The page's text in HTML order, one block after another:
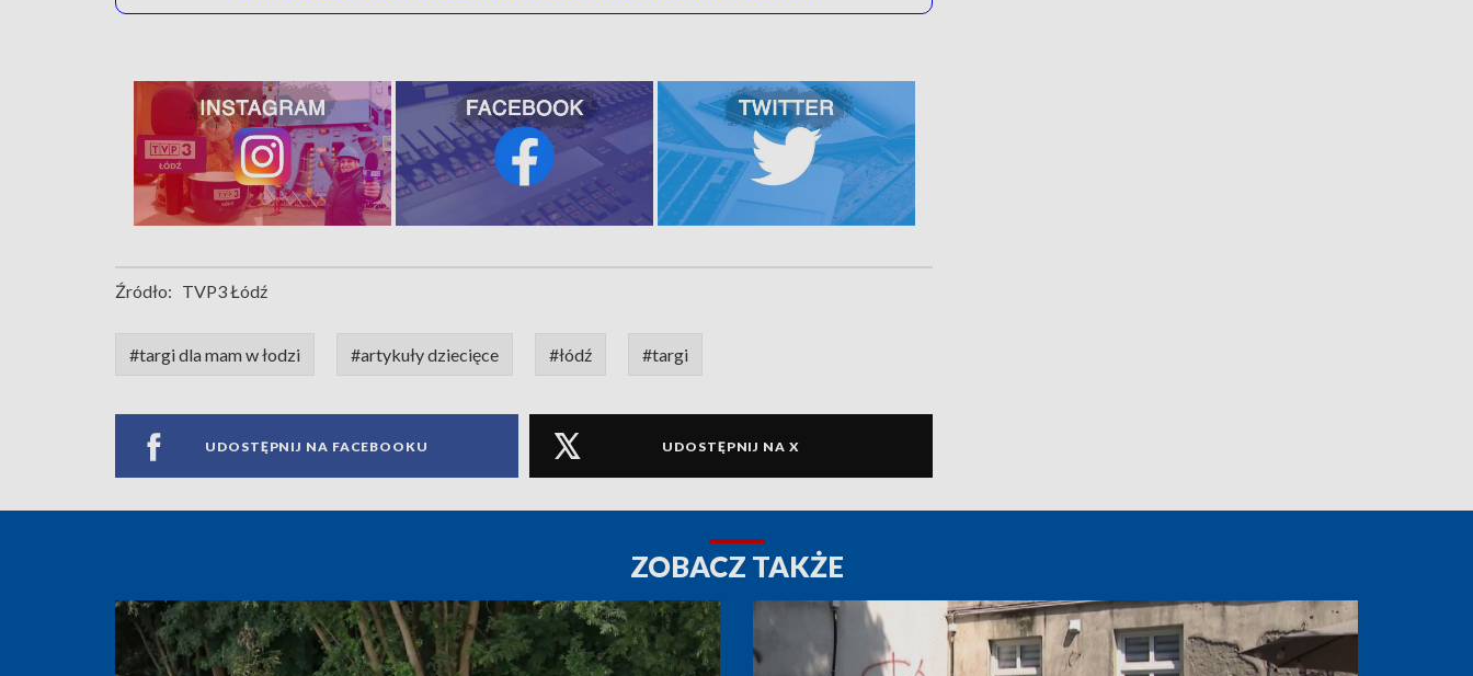
Źródło: TVP3 Łódź
#targi dla mam w łodzi #artykuły dziecięce #łódź #targi
UDOSTĘPNIJ NA FACEBOOKU UDOSTĘPNIJ NA X
ZOBACZ TAKŻE